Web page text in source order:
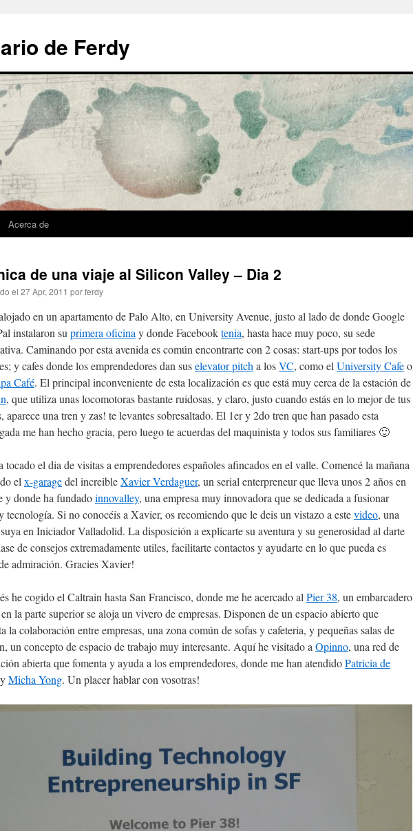
de Ferdy
Acerca de
de una viaje al Silicon Valley – Dia 2
el 27 Apr, 2011 porferdy
en un apartamento de Palo Alto, en University Avenue, justo al lado de donde Google
instalaron su primera oficina y donde Facebooktenia, hasta hace muy poco, su sede
Caminando por esta avenida es común encontrarte con 2 cosas: start-ups por todos los
y cafes donde los emprendedores dan suselevator pitch a losVC, como el University Cafeo
Café. El principal inconveniente de esta localización es que está muy cerca de la estación de
, que utiliza unas locomotoras bastante ruidosas, y claro, justo cuando estás en lo mejor de tus
aparece una tren y zas! te levantes sobresaltado. El 1er y 2do tren que han pasado esta
me han hecho gracia, pero luego te acuerdas del maquinista y todos sus familiares 🙂
tocado el dia de visitas a emprendedores españoles afincados en el valle. Comencé la mañana
el x-garagedel increibleXavier Verdaguer, un serial enterpreneur que lleva unos 2 años en
y donde ha fundadoinnovalley, una empresa muy innovadora que se dedicada a fusionar
tecnología. Si no conocéis a Xavier, os recomiendo que le deis un vistazo a estevideo, una
en Iniciador Valladolid. La disposición a explicarte su aventura y su generosidad al darte
de consejos extremadamente utiles, facilitarte contactos y ayudarte en lo que pueda es
admiración. Gracies Xavier!
he cogido el Caltrain hasta San Francisco, donde me he acercado al Pier 38, un embarcadero
la parte superior se aloja un vivero de empresas. Disponen de un espacio abierto que
la colaboración entre empresas, una zona común de sofas y cafeteria, y pequeñas salas de
un concepto de espacio de trabajo muy interesante. Aquí he visitado a Opinno, una red de
abierta que fomenta y ayuda a los emprendedores, donde me han atendidoPatricia de
yMicha Yong. Un placer hablar con vosotras!